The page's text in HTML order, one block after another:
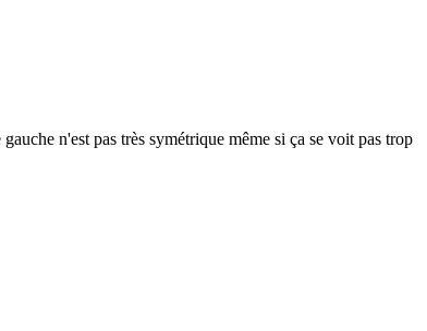
n'est pas très symétrique même si ça se voit pas trop